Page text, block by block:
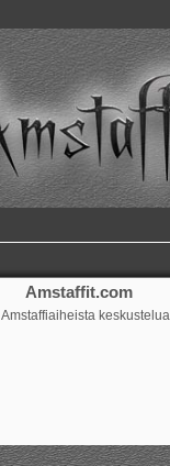
Amstaffit.com
Amstaffiaiheista keskustelua